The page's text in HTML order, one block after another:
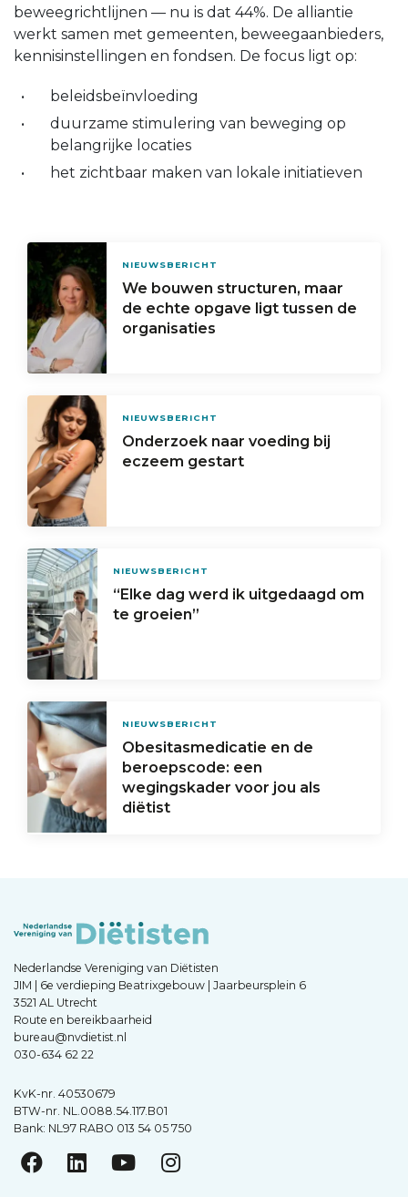
beweegrichtlijnen — nu is dat 44%. De alliantie
werkt samen met gemeenten, beweegaanbieders,
kennisinstellingen en fondsen. De focus ligt op:
beleidsbeïnvloeding
duurzame stimulering van beweging op
belangrijke locaties
het zichtbaar maken van lokale initiatieven
NIEUWSBERICHT
We bouwen structuren, maar
de echte opgave ligt tussen de
organisaties
NIEUWSBERICHT
Onderzoek naar voeding bij
eczeem gestart
NIEUWSBERICHT
“Elke dag werd ik uitgedaagd om
te groeien”
NIEUWSBERICHT
Obesitasmedicatie en de
beroepscode: een
wegingskader voor jou als
diëtist
Nederlandse Vereniging van Diëtisten
JIM | 6e verdieping Beatrixgebouw | Jaarbeursplein 6
3521 AL Utrecht
Route en bereikbaarheid
bureau@nvdietist.nl
030-634 62 22
KvK-nr. 40530679
BTW-nr. NL.0088.54.117.B01
Bank: NL97 RABO 013 54 05 750